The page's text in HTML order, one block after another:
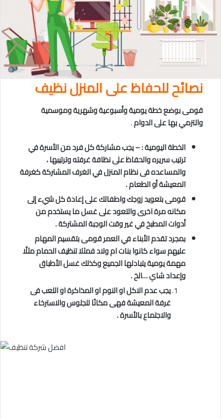
نصائح للحفاظ على المنزل نظيف
قومى بوضع خطة يومية وأسبوعية وشهرية وموسمية
والتزمي بها على الدوام.
الخطة اليومية : – يجب مشاركة كل فرد من الأسرة في
ترتيب سريره والحفاظ على نظافة غرفته وترتيبها ،
والمساعده فى نظام المنزل في الغرف المشتركة كغرفة
المعيشة أو الطعام .
قومى بتعويد زوجك واطفالك على إعادة كل شيء إلى
مكانه مرة اخرى والتعود على غسل ما يستخدم من
أدوات المطبخ في غير وقت الوجبة المشتركة .
بمجرد تقدم الأبناء في العمر قومى بتقسيم المهام
عليهم سواء كانوا بنات ام ولاد فمثلا تنظيف الحمام مثلًا
مهمة يومية يتبادلها الجميع وكذلك غسل الأطباق
وإعداد شاي …الخ .
يجب عدم الاكل او النوم او المذاكرة او اللعب فى
غرفة المعيشة فهى مكانًا للجلوس والاسترخاء
والاجتماع بالأسرة .